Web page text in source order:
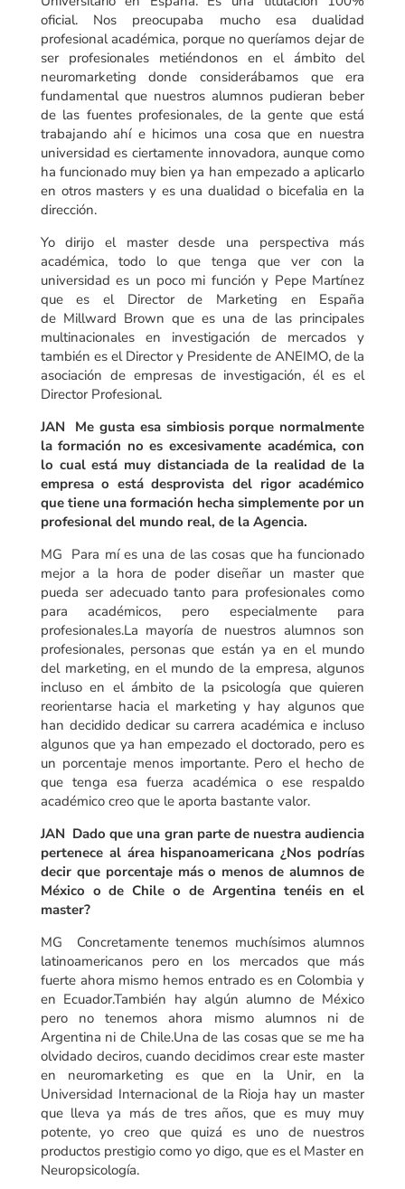
oficial. Nos preocupaba mucho esa dualidad
profesional académica, porque no queríamos dejar de
ser profesionales metiéndonos en el ámbito del
neuromarketing donde considerábamos que era
fundamental que nuestros alumnos pudieran beber
de las fuentes profesionales, de la gente que está
trabajando ahí e hicimos una cosa que en nuestra
universidad es ciertamente innovadora, aunque como
ha funcionado muy bien ya han empezado a aplicarlo
en otros masters y es una dualidad o bicefalia en la
dirección.
Yo dirijo el master desde una perspectiva más
académica, todo lo que tenga que ver con la
universidad es un poco mi función y Pepe Martínez
que es el Director de Marketing en España
de Millward Brown que es una de las principales
multinacionales en investigación de mercados y
también es el Director y Presidente de ANEIMO, de la
asociación de empresas de investigación, él es el
Director Profesional.
JAN Me gusta esa simbiosis porque normalmente
la formación no es excesivamente académica, con
lo cual está muy distanciada de la realidad de la
empresa o está desprovista del rigor académico
que tiene una formación hecha simplemente por un
profesional del mundo real, de la Agencia.
MG Para mí es una de las cosas que ha funcionado
mejor a la hora de poder diseñar un master que
pueda ser adecuado tanto para profesionales como
para académicos, pero especialmente para
profesionales.La mayoría de nuestros alumnos son
profesionales, personas que están ya en el mundo
del marketing, en el mundo de la empresa, algunos
incluso en el ámbito de la psicología que quieren
reorientarse hacia el marketing y hay algunos que
han decidido dedicar su carrera académica e incluso
algunos que ya han empezado el doctorado, pero es
un porcentaje menos importante. Pero el hecho de
que tenga esa fuerza académica o ese respaldo
académico creo que le aporta bastante valor.
JAN Dado que una gran parte de nuestra audiencia
pertenece al área hispanoamericana ¿Nos podrías
decir que porcentaje más o menos de alumnos de
México o de Chile o de Argentina tenéis en el
master?
MG Concretamente tenemos muchísimos alumnos
latinoamericanos pero en los mercados que más
fuerte ahora mismo hemos entrado es en Colombia y
en Ecuador.También hay algún alumno de México
pero no tenemos ahora mismo alumnos ni de
Argentina ni de Chile.Una de las cosas que se me ha
olvidado deciros, cuando decidimos crear este master
en neuromarketing es que en la Unir, en la
Universidad Internacional de la Rioja hay un master
que lleva ya más de tres años, que es muy muy
potente, yo creo que quizá es uno de nuestros
productos prestigio como yo digo, que es el Master en
Neuropsicología.